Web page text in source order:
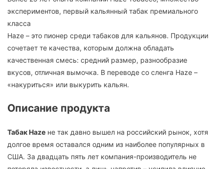
экспериментов, первый кальянный табак премиального
класса
Haze – это пионер среди табаков для кальянов. Продукции
сочетает те качества, которым должна обладать
качественная смесь: средний размер, разнообразие
вкусов, отличная вымочка. В переводе со сленга Haze –
«накуриться» или выкурить кальян.
Описание продукта
Табак Haze не так давно вышел на российский рынок, хотя
долгое время оставался одним из наиболее популярных в
США. За двадцать пять лет компания-производитель не